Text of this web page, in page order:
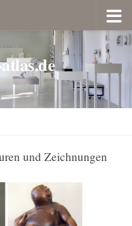
und Zeichnungen